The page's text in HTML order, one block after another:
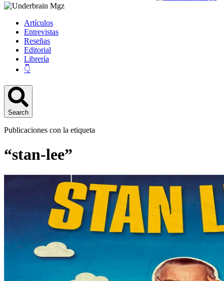
Artículos
Entrevistas
Reseñas
Editorial
Librería
👇
Search
Publicaciones con la etiqueta
“stan-lee”